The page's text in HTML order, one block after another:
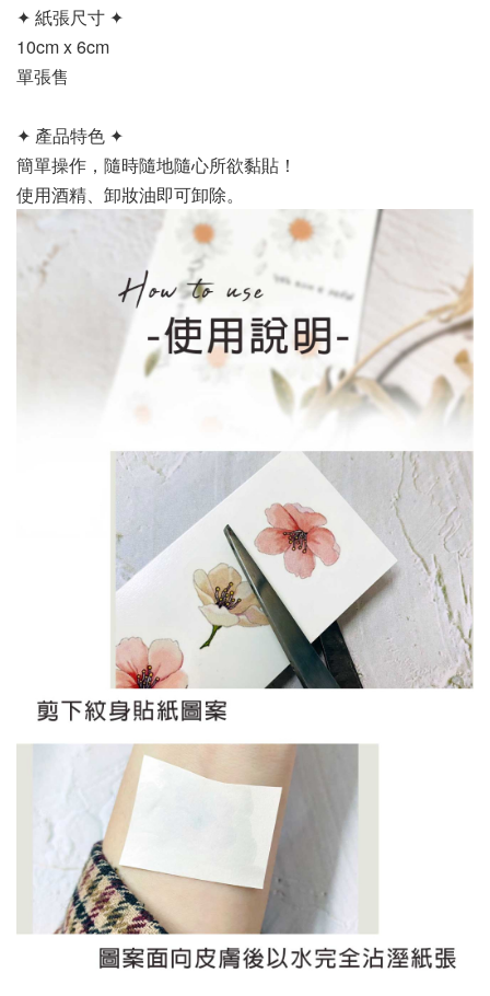
✦ 紙張尺寸 ✦
10cm x 6cm
單張售
✦ 產品特色 ✦
簡單操作，隨時隨地隨心所欲黏貼！
使用酒精、卸妝油即可卸除。